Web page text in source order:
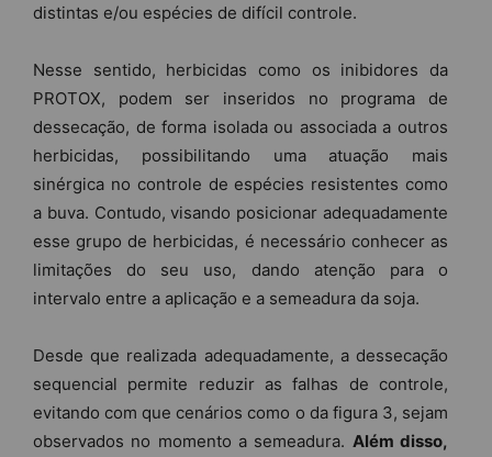
distintas e/ou espécies de difícil controle.
Nesse sentido, herbicidas como os inibidores da
PROTOX, podem ser inseridos no programa de
dessecação, de forma isolada ou associada a outros
herbicidas, possibilitando uma atuação mais
sinérgica no controle de espécies resistentes como
a buva. Contudo, visando posicionar adequadamente
esse grupo de herbicidas, é necessário conhecer as
limitações do seu uso, dando atenção para o
intervalo entre a aplicação e a semeadura da soja.
Desde que realizada adequadamente, a dessecação
sequencial permite reduzir as falhas de controle,
evitando com que cenários como o da figura 3, sejam
observados no momento a semeadura. Além disso,